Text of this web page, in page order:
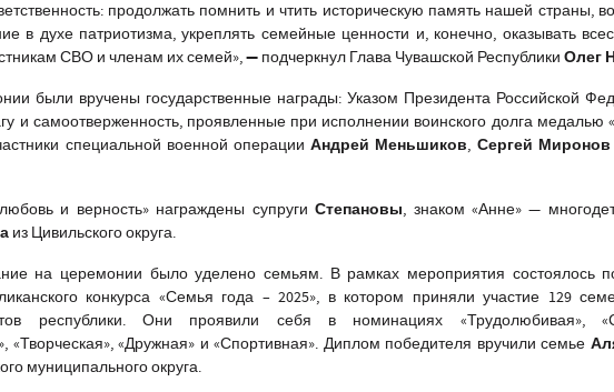
продолжать помнить и чтить историческую память нашей страны,
в духе патриотизма, укреплять семейные ценности и, конечно, оказывать
СВО и членам их семей»,— подчеркнул Глава Чувашской РеспубликиОлег
были вручены государственные награды: Указом Президента Российской
и самоотверженность, проявленные при исполнении воинского долга медалью
специальной военной операцииАндрей Меньшиков, Сергей
и верность» награждены супругиСтепановы, знаком «Анне» —
из Цивильского округа.
на церемонии было уделено семьям. В рамках мероприятия состоялось
конкурса «Семья года – 2025», в котором приняли участие 129
республики. Они проявили себя в номинациях «Трудолюбивая»,
«Творческая», «Дружная» и «Спортивная». Диплом победителя вручили семье
муниципального округа.